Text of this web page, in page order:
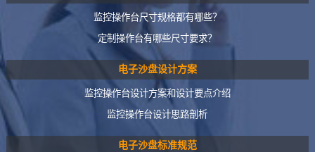
监控操作台尺寸规格都有哪些？
定制操作台有哪些尺寸要求？
电子沙盘设计方案
监控操作台设计方案和设计要点介绍
监控操作台设计思路剖析
电子沙盘标准规范